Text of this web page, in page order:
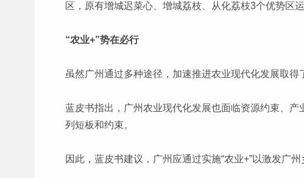
区，原有增城迟菜心、增城荔枝、从化荔枝3个优势区
“农业+”势在必行
虽然广州通过多种途径，加速推进农业现代化发展取得
蓝皮书指出，广州农业现代化发展也面临资源约束、
列短板和约束。
因此，蓝皮书建议，广州应通过实施“农业+”以激发广州